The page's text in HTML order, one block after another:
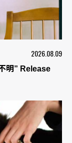
2026.08.09
明” Release